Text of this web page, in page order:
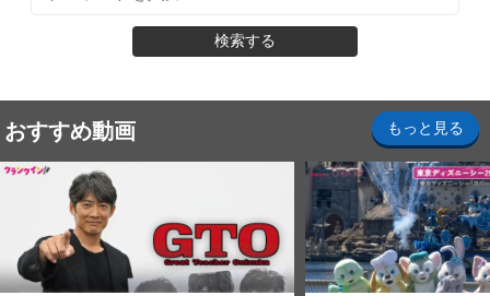
検索する
おすすめ動画 もっと見る